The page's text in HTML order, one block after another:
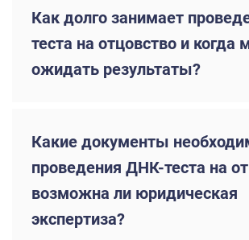
Как долго занимает
теста на отцовство и когда
ожидать результаты?
Какие документы
проведения ДНК-теста на
возможна ли юридическая
экспертиза?